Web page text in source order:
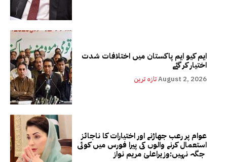
ایم کیو ایم پاکستان میں اختلافات شدت
اختیار کر گئے
تازہ ترینAugust 2, 2026
عوام پر رعب جھاڑنے اور اختیارات کا ناجائز
استعمال کرنے والوں کی پیرا فورس میں کوئی